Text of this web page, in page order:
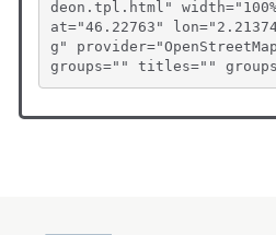
deon.tpl.html"
at="46.22763"
g"
groups="" titles=""